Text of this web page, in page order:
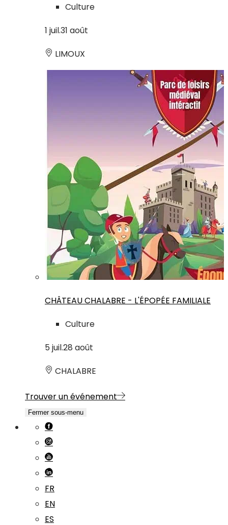
Culture
1 juil.31 août
LIMOUX
CHÂTEAU CHALABRE - L'ÉPOPÉE FAMILIALE
Culture
5 juil.28 août
CHALABRE
Trouver un événement
Fermer sous-menu
FR
EN
ES